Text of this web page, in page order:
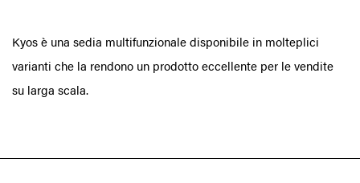
Kyos è una sedia multifunzionale disponibile in molteplici
varianti che la rendono un prodotto eccellente per le vendite
su larga scala.